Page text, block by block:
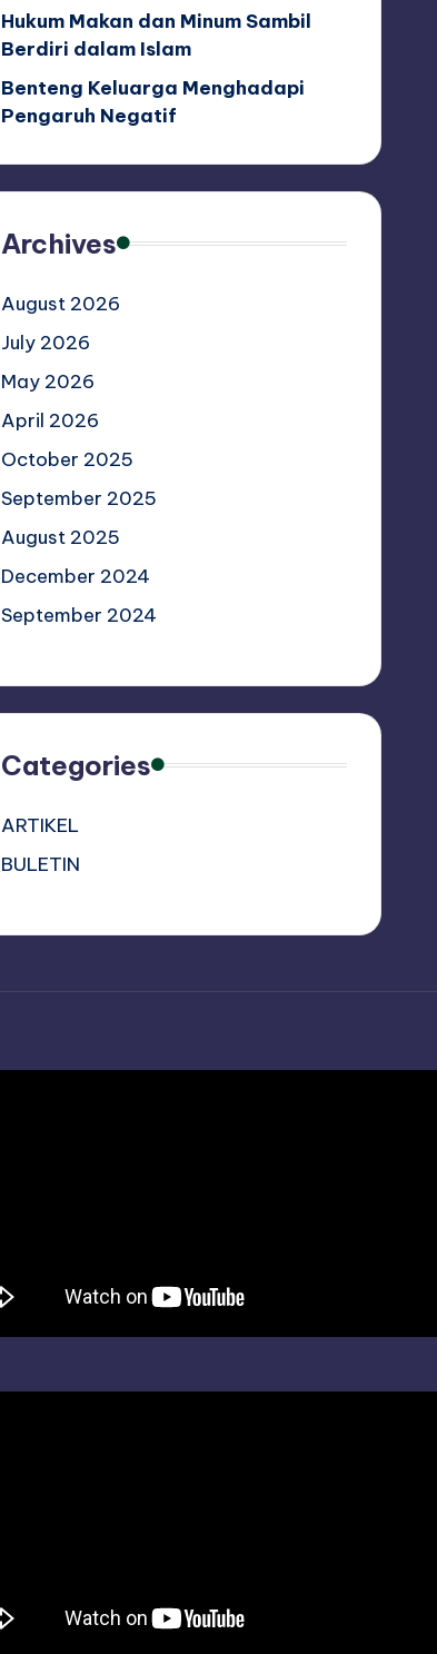
Hukum Makan dan Minum Sambil
Berdiri dalam Islam
Benteng Keluarga Menghadapi
Pengaruh Negatif
Archives
August 2026
July 2026
May 2026
April 2026
October 2025
September 2025
August 2025
December 2024
September 2024
Categories
ARTIKEL
BULETIN